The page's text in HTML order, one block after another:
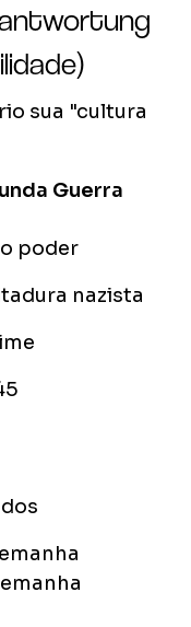
sua "cultura
Guerra
poder
nazista